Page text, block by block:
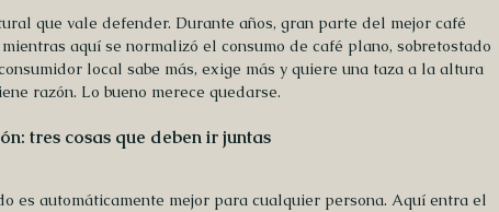
que vale defender. Durante años, gran parte del mejor café
aquí se normalizó el consumo de café plano, sobretostado
local sabe más, exige más y quiere una taza a la altura
razón. Lo bueno merece quedarse.
tres cosas que deben ir juntas
es automáticamente mejor para cualquier persona. Aquí entra el